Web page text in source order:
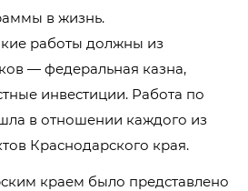
в жизнь.
работы должны из
— федеральная казна,
инвестиции. Работа по
в отношении каждого из
Краснодарского края.
краем было представлено